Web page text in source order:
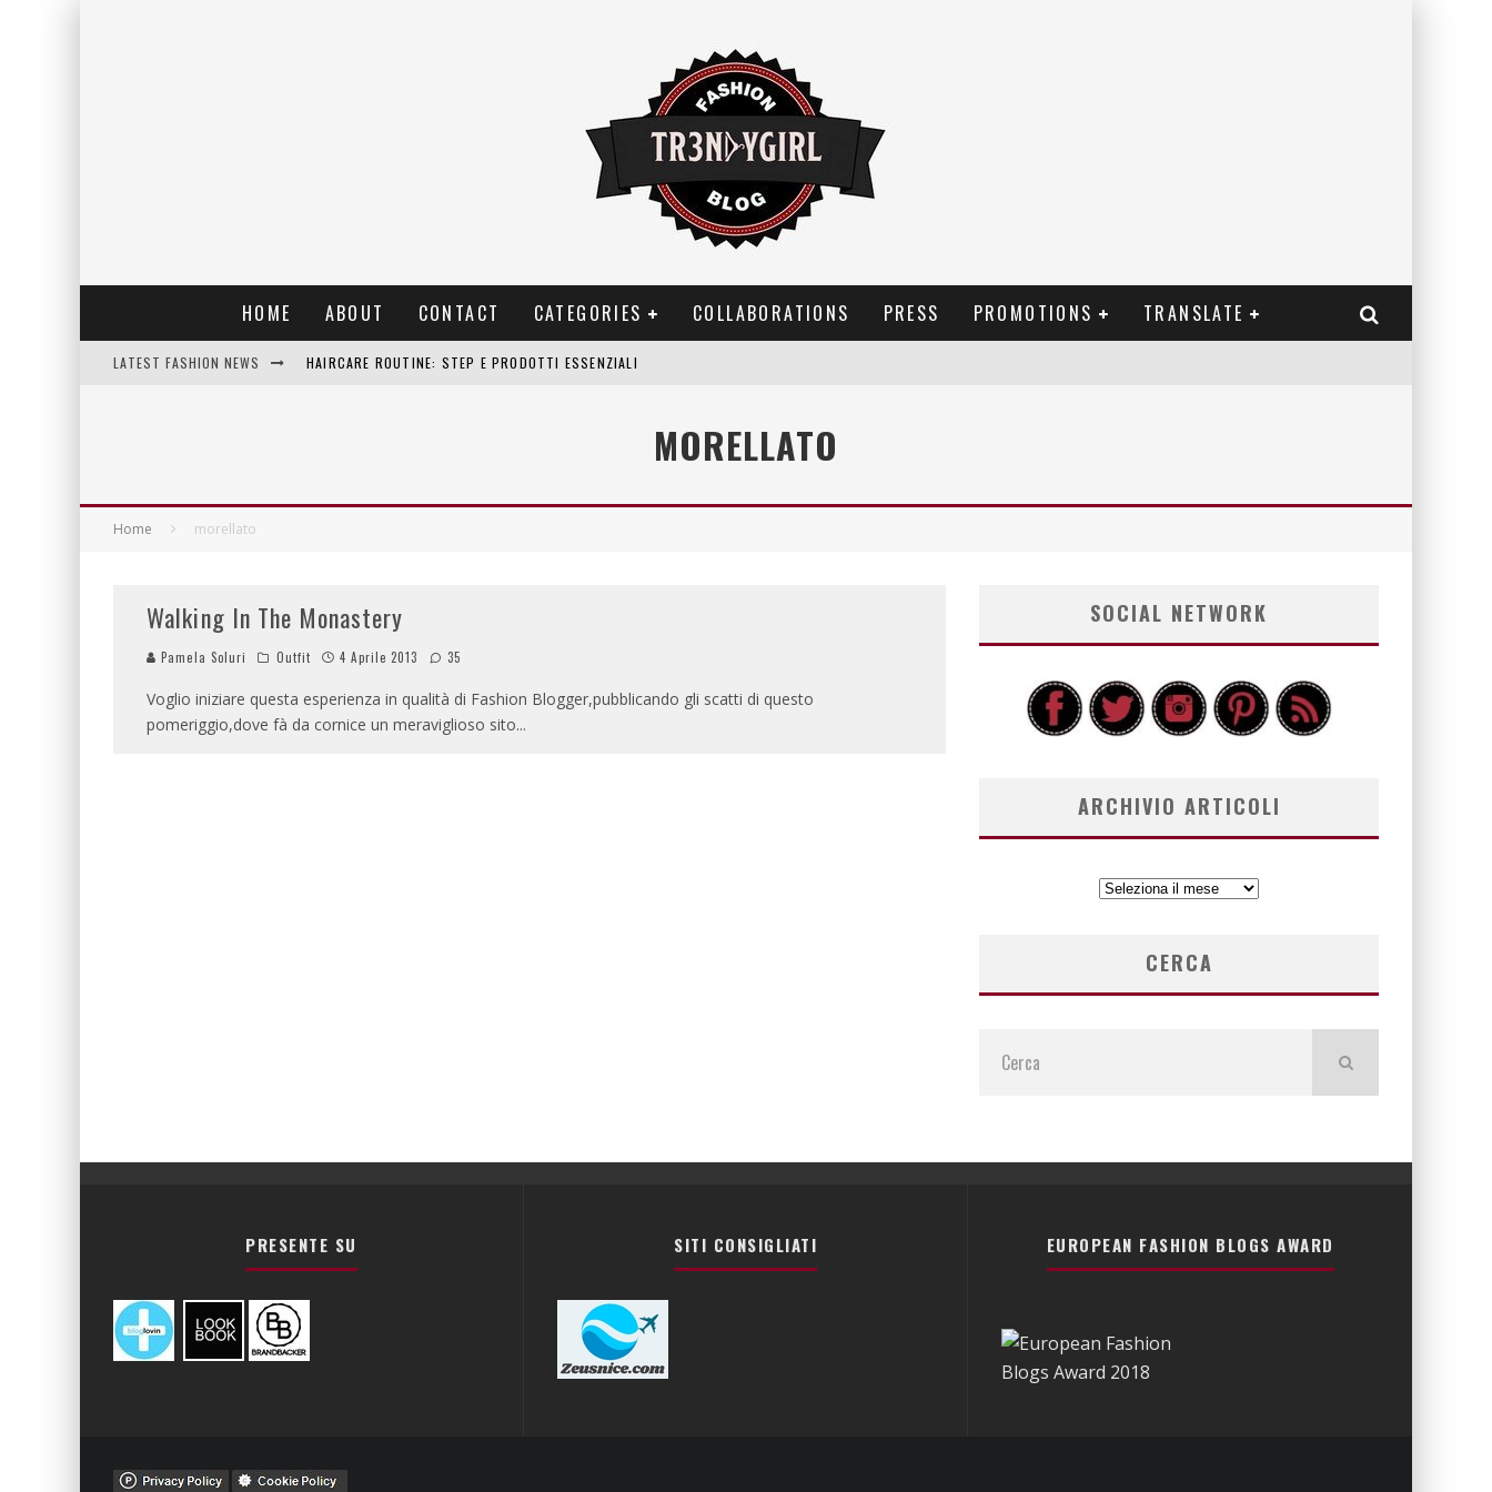
HOME ABOUT CONTACT CATEGORIES COLLABORATIONS PRESS PROMOTIONS TRANSLATE
LATEST FASHION NEWS HAIRCARE ROUTINE: STEP E PRODOTTI ESSENZIALI
ERRORI COMUNI E CATTIVE ABITUDINI CHE FANNO LIEVITARE LE BOLLETTE DOMESTICHE
MORELLATO
Home morellato
Walking In The Monastery
Pamela Soluri Outfit 4 Aprile 2013 35
Voglio iniziare questa esperienza in qualità di Fashion Blogger,pubblicando gli scatti di questo
pomeriggio,dove fà da cornice un meraviglioso sito...
SOCIAL NETWORK
ARCHIVIO ARTICOLI
ARCHIVIO
CERCA
PRESENTE SU SITI CONSIGLIATI EUROPEAN FASHION BLOGS AWARD